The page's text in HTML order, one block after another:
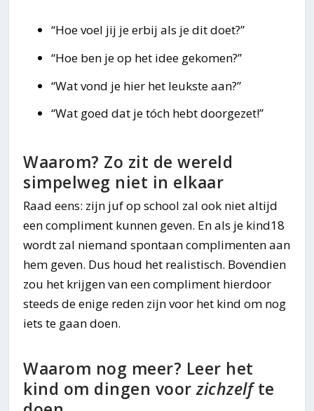
“Hoe voel jij je erbij als je dit doet?”
“Hoe ben je op het idee gekomen?”
“Wat vond je hier het leukste aan?”
“Wat goed dat je tóch hebt doorgezet!”
Waarom? Zo zit de wereld
simpelweg niet in elkaar
Raad eens: zijn juf op school zal ook niet altijd
een compliment kunnen geven. En als je kind18
wordt zal niemand spontaan complimenten aan
hem geven. Dus houd het realistisch. Bovendien
zou het krijgen van een compliment hierdoor
steeds de enige reden zijn voor het kind om nog
iets te gaan doen.
Waarom nog meer? Leer het
kind om dingen voorzichzelfte